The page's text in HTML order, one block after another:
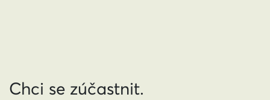
Chci se zúčastnit.